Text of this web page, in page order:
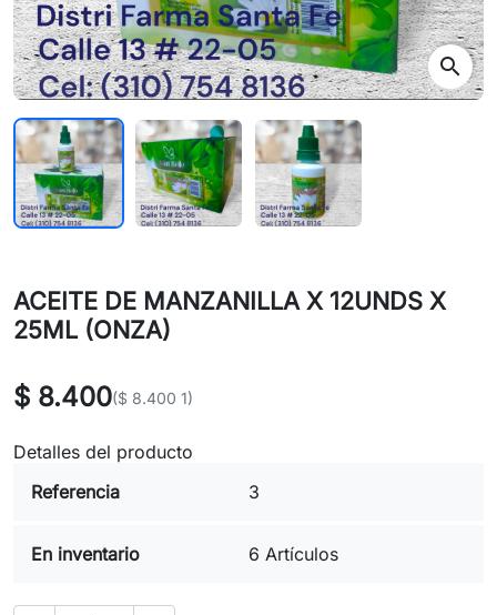
search
ACEITE DE MANZANILLA X 12UNDS X
25ML (ONZA)
$ 8.400($ 8.400 1)
Detalles del producto
Referencia
3
En inventario 6 Artículos